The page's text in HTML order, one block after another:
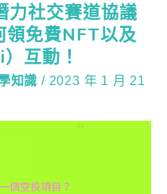
力社交賽道協議
免費NFT以及
互動！
知識 / 2023 年 1 月 21